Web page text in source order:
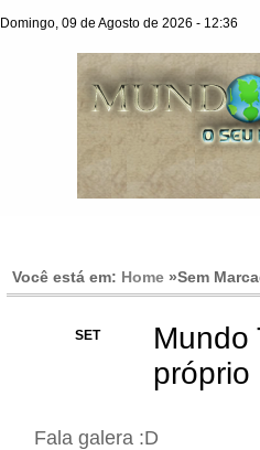
Domingo, 09 de Agosto de 2026 - 12:36
Você está em: Home »Sem
SET
Mundo
próprio
Fala galera :D